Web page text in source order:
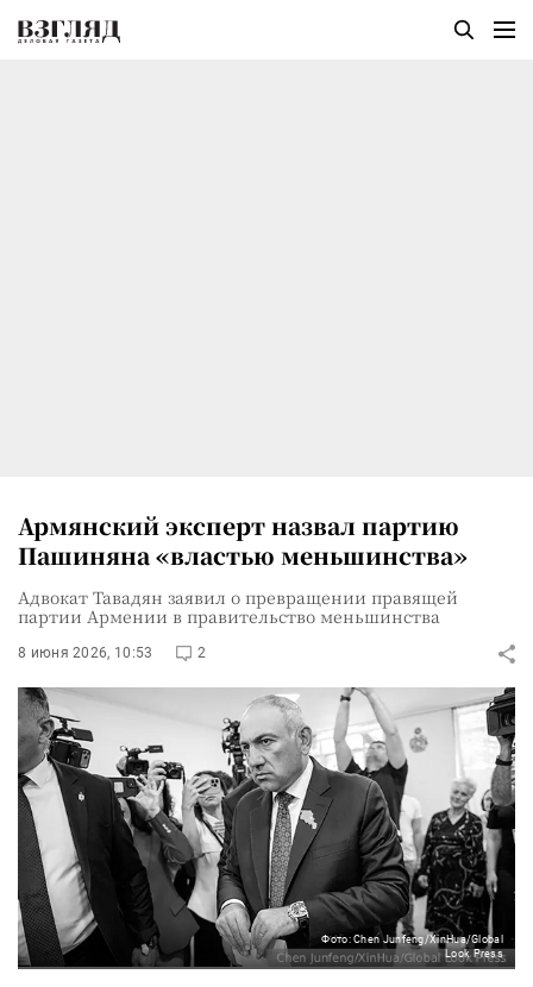
Армянский эксперт назвал партию
Пашиняна «властью меньшинства»
Адвокат Тавадян заявил о превращении правящей
партии Армении в правительство меньшинства
8 июня 2026, 10:53 2
Фото: Chen Junfeng/XinHua/Global
Look Press